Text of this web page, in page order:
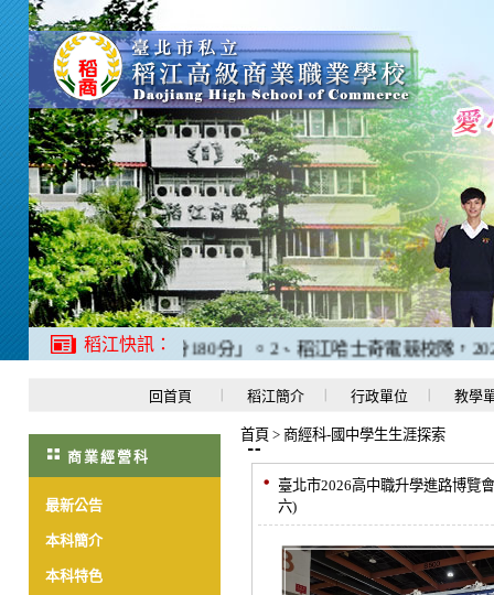
稻江快訊：
「N1中考取滿分180分」。2、稻江哈士奇電競校隊，2025年
回首頁 稻江簡介 行政單位 教學
商業經營科
最新公告
本科簡介
本科特色
首頁 > 商經科-國中學生生涯探索
臺北市2026高中職升學進路博覽
六)